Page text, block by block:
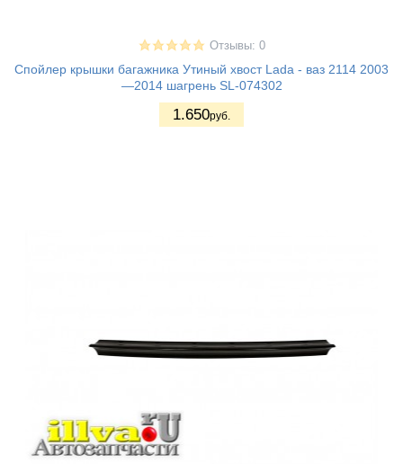
Отзывы: 0
Спойлер крышки багажника Утиный хвост Lada - ваз 2114 2003
—2014 шагрень SL-074302
1.650руб.